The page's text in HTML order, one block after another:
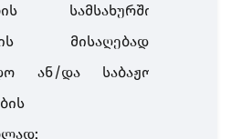
სამსახურში
მისაღებად,
ან/და საბაჟო